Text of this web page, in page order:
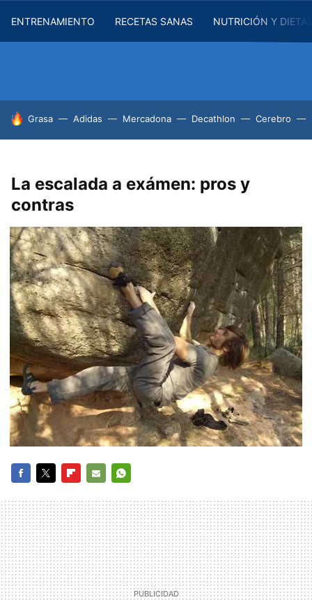
ENTRENAMIENTO RECETAS SANAS NUTRICIÓN Y
HOY SE HABLA DE
Grasa Adidas Mercadona Decathlon Cerebro
La escalada a exámen: pros y
contras
MAIL